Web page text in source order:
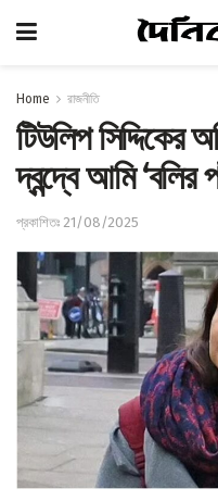
Home রাজনীতি
টিউলিপ সিদ্দিকের
দ্বন্দ্বে আমি ‘বলির
প্রকাশিতঃ 21/08/2025